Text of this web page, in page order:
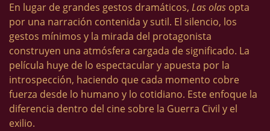
En lugar de grandes gestos dramáticos, Las olas opta
por una narración contenida y sutil. El silencio, los
gestos mínimos y la mirada del protagonista
construyen una atmósfera cargada de significado. La
película huye de lo espectacular y apuesta por la
introspección, haciendo que cada momento cobre
fuerza desde lo humano y lo cotidiano. Este enfoque la
diferencia dentro del cine sobre la Guerra Civil y el
exilio.